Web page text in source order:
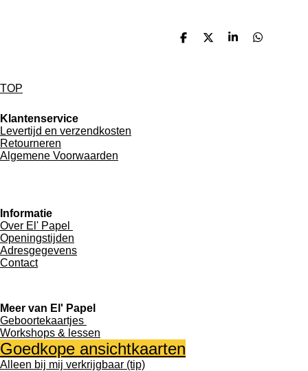
D
D
S
D
TOP
Klantenservice
Levertijd en verzendkosten
Retourneren
Algemene Voorwaarden
Informatie
Over El' Papel
Openingstijden
Adresgegevens
Contact
Meer van El' Papel
Geboortekaartjes
Workshops & lessen
Goedkope ansichtkaarten
Alleen bij mij verkrijgbaar (tip)